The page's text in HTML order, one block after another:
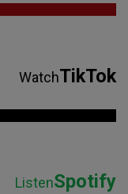
WatchTikTok
ListenSpotify